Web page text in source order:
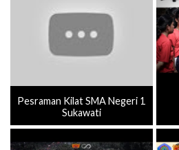
Pesraman Kilat SMA Negeri 1
Sukawati